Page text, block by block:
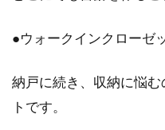
●ウォークインクローゼ
納戸に続き、収納に悩
トです。